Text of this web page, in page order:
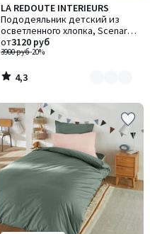
LA REDOUTE INTERIEURS
Пододеяльник детский из
осветленного хлопка, Scenario
/ Сценарио
3900 руб-20%
от3120 руб
4,3
/ 5
Количество
цветов:
2
4,3
/